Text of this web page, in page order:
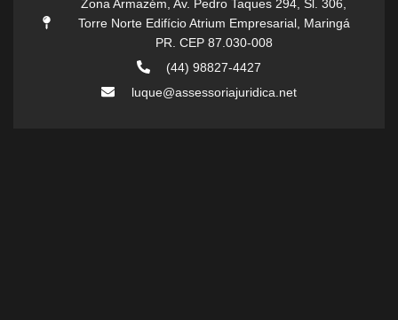
Zona Armazém, Av. Pedro Taques 294, Sl. 306,
Torre Norte Edifício Atrium Empresarial, Maringá
PR. CEP 87.030-008
(44) 98827-4427
luque@assessoriajuridica.net